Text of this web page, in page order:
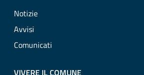
Notizie
Avvisi
Comunicati
VIVERE IL COMUNE